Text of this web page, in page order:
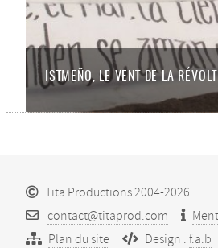
ISTMEÑO, LE VENT DE LA
Tita Productions 2004-2026
contact@titaprod.com
Plan du site
Design : f.a.b